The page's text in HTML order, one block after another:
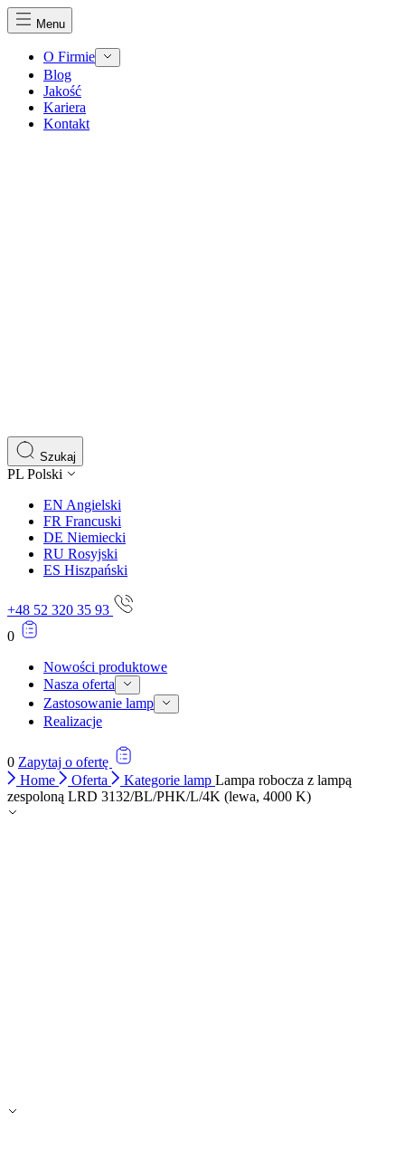
Menu
O Firmie
Blog
Jakość
Kariera
Kontakt
Szukaj
PL Polski
EN Angielski
FR Francuski
DE Niemiecki
RU Rosyjski
ES Hiszpański
+48 52 320 35 93
0
Nowości produktowe
Nasza oferta
Zastosowanie lamp
Realizacje
0 Zapytaj o ofertę
Home
Oferta Kategorie lamp Lampa robocza z lampą
zespoloną LRD 3132/BL/PHK/L/4K (lewa, 4000 K)